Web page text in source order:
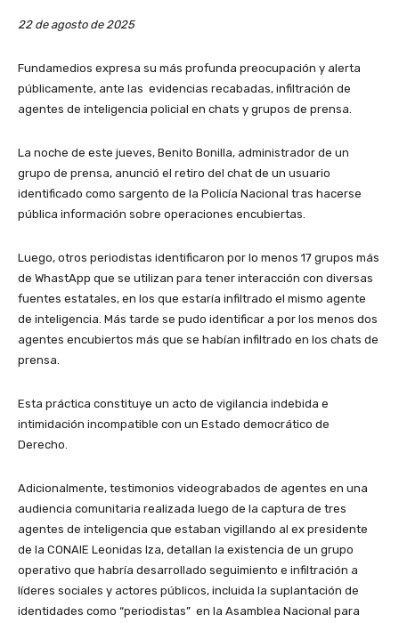
22 de agosto de 2025
Fundamedios expresa su más profunda preocupación y alerta
públicamente, ante las evidencias recabadas, infiltración de
agentes de inteligencia policial en chats y grupos de prensa.
La noche de este jueves, Benito Bonilla, administrador de un
grupo de prensa, anunció el retiro del chat de un usuario
identificado como sargento de la Policía Nacional tras hacerse
pública información sobre operaciones encubiertas.
Luego, otros periodistas identificaron por lo menos 17 grupos más
de WhastApp que se utilizan para tener interacción con diversas
fuentes estatales, en los que estaría infiltrado el mismo agente
de inteligencia. Más tarde se pudo identificar a por los menos dos
agentes encubiertos más que se habían infiltrado en los chats de
prensa.
Esta práctica constituye un acto de vigilancia indebida e
intimidación incompatible con un Estado democrático de
Derecho.
Adicionalmente, testimonios videograbados de agentes en una
audiencia comunitaria realizada luego de la captura de tres
agentes de inteligencia que estaban vigillando al ex presidente
de la CONAIE Leonidas Iza, detallan la existencia de un grupo
operativo que habría desarrollado seguimiento e infiltración a
líderes sociales y actores públicos, incluida la suplantación de
identidades como “periodistas” en la Asamblea Nacional para